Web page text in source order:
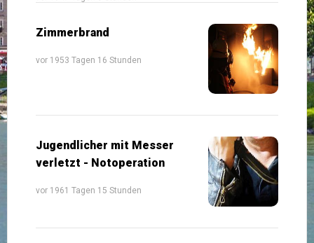
Zimmerbrand
vor 1953 Tagen 16 Stunden
Jugendlicher mit Messer
verletzt - Notoperation
vor 1961 Tagen 15 Stunden